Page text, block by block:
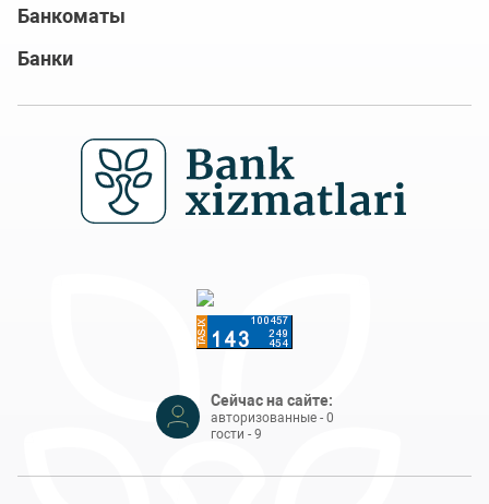
Банкоматы
Банки
Сейчас на сайте:
авторизованные - 0
гости - 9